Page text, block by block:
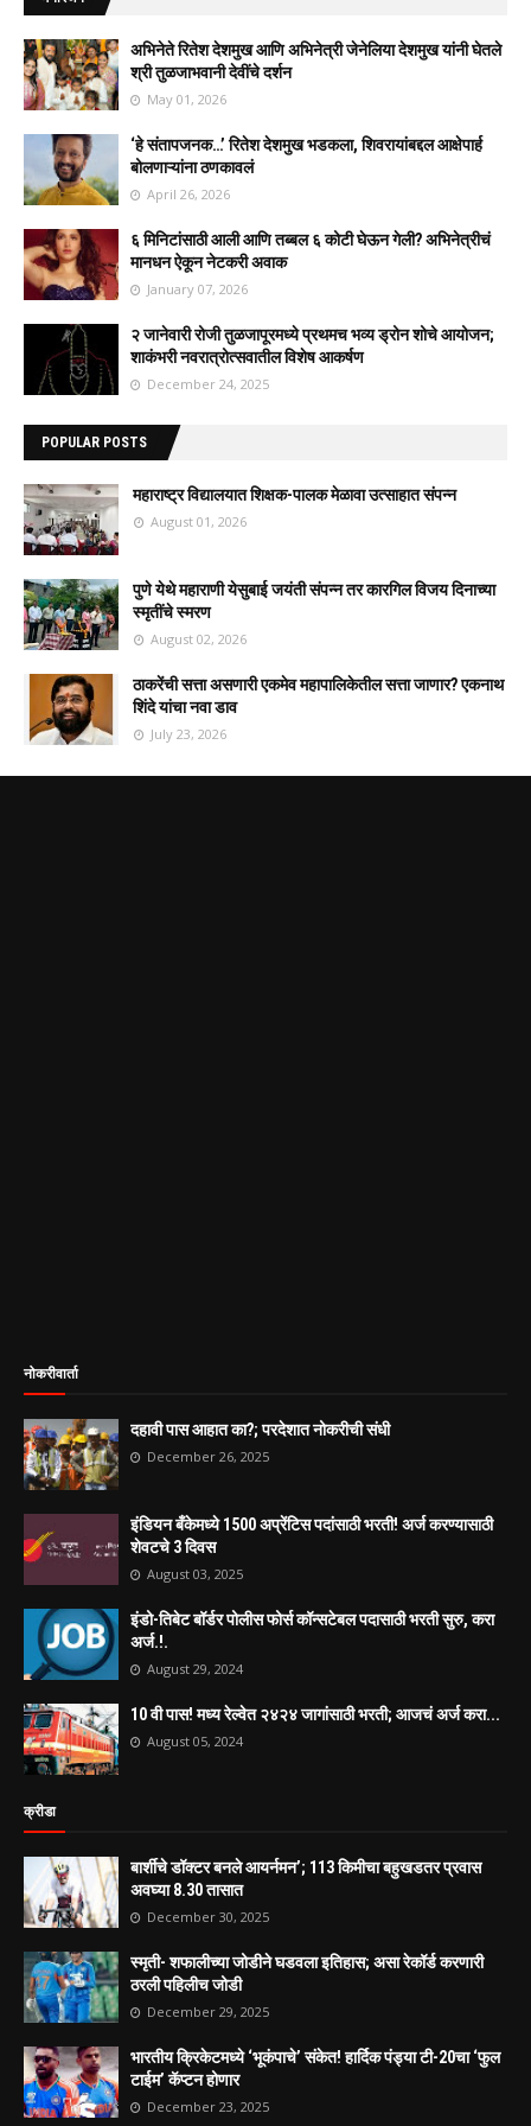
अभिनेते रितेश देशमुख आणि अभिनेत्री जेनेलिया देशमुख यांनी घेतले
श्री तुळजाभवानी देवींचे दर्शन
May 01, 2026
‘हे संतापजनक…’ रितेश देशमुख भडकला, शिवरायांबद्दल आक्षेपार्ह
बोलणाऱ्यांना ठणकावलं
April 26, 2026
६ मिनिटांसाठी आली आणि तब्बल ६ कोटी घेऊन गेली? अभिनेत्रीचं
मानधन ऐकून नेटकरी अवाक
January 07, 2026
२ जानेवारी रोजी तुळजापूरमध्ये प्रथमच भव्य ड्रोन शोचे आयोजन;
शाकंभरी नवरात्रोत्सवातील विशेष आकर्षण
December 24, 2025
POPULAR POSTS
महाराष्ट्र विद्यालयात शिक्षक-पालक मेळावा उत्साहात संपन्न
August 01, 2026
पुणे येथे महाराणी येसुबाई जयंती संपन्न तर कारगिल विजय दिनाच्या
स्मृतींचे स्मरण
August 02, 2026
ठाकरेंची सत्ता असणारी एकमेव महापालिकेतील सत्ता जाणार? एकनाथ
शिंदे यांचा नवा डाव
July 23, 2026
नोकरीवार्ता
दहावी पास आहात का?; परदेशात नोकरीची संधी
December 26, 2025
इंडियन बँकेमध्ये 1500 अप्रेंटिस पदांसाठी भरती! अर्ज करण्यासाठी
शेवटचे 3 दिवस
August 03, 2025
इंडो-तिबेट बॉर्डर पोलीस फोर्स कॉन्सटेबल पदासाठी भरती सुरु, करा
अर्ज.!.
August 29, 2024
10 वी पास! मध्य रेल्वेत २४२४ जागांसाठी भरती; आजचं अर्ज करा...
August 05, 2024
क्रीडा
बार्शीचे डॉक्टर बनले आयर्नमन’; 113 किमीचा बहुखडतर प्रवास
अवघ्या 8.30 तासात
December 30, 2025
स्मृती- शफालीच्या जोडीने घडवला इतिहास; असा रेकॉर्ड करणारी
ठरली पहिलीच जोडी
December 29, 2025
भारतीय क्रिकेटमध्ये ‘भूकंपाचे’ संकेत! हार्दिक पंड्या टी-20चा ‘फुल
टाईम’ कॅप्टन होणार
December 23, 2025